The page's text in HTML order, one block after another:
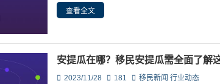
查看全文
安提瓜在哪？移民安提瓜需全面了解
2023/11/28 181 移民新闻 行业动态